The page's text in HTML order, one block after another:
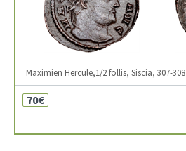
Maximien Hercule,1/2 follis, Siscia, 307-308
70€